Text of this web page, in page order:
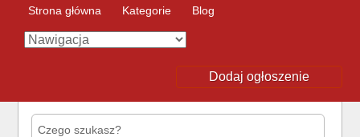
Strona główna Kategorie Blog
Dodaj ogłoszenie